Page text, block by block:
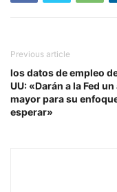
Previous article
los datos de empleo
UU: «Darán a la Fed
mayor para su
esperar»